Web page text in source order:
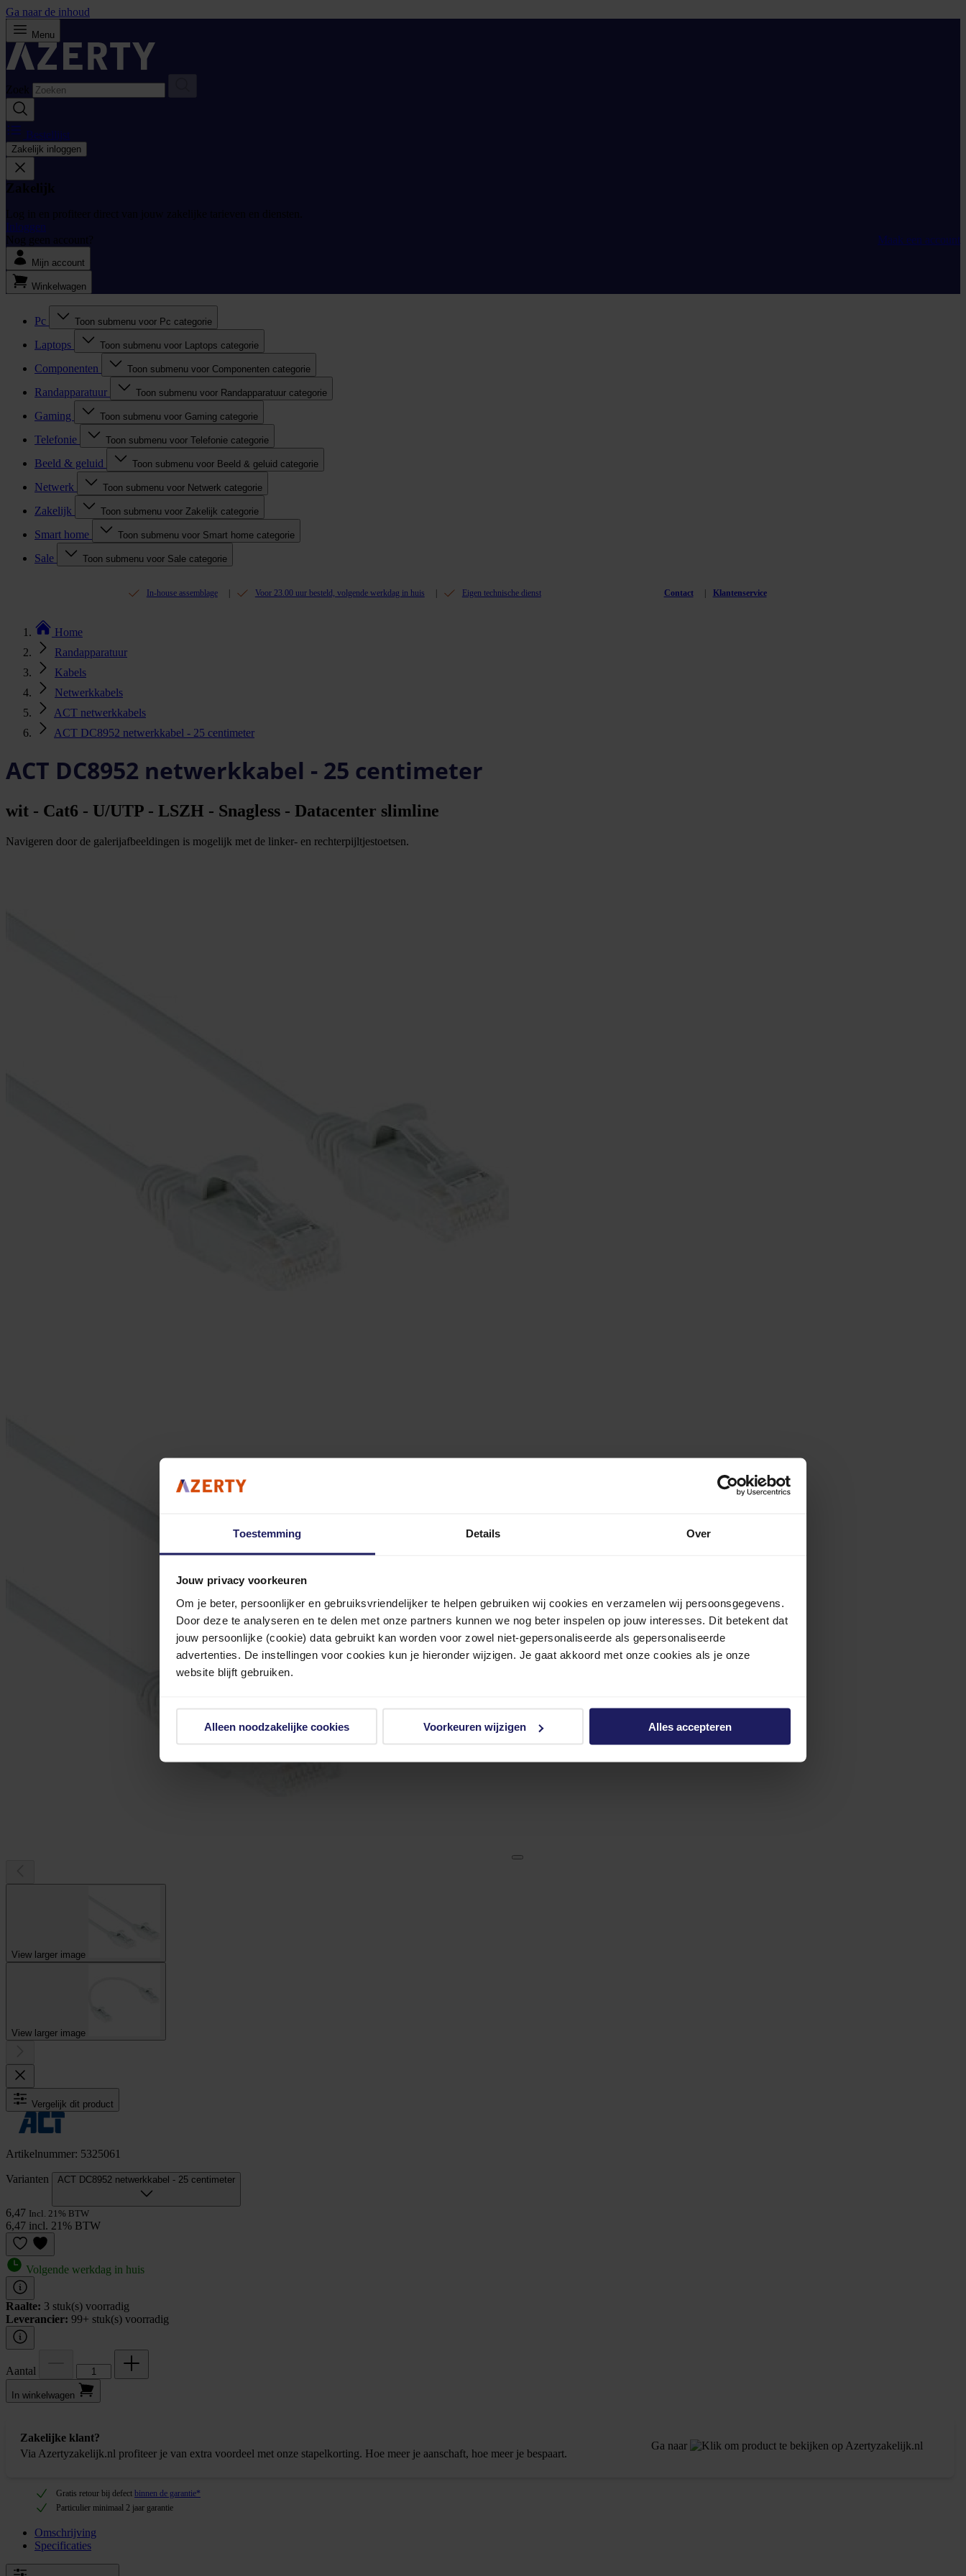
Toestemming Details Over
Jouw privacy voorkeuren
Om je beter, persoonlijker en gebruiksvriendelijker te helpen gebruiken wij cookies en verzamelen wij persoonsgegevens.
Door deze te analyseren en te delen met onze partners kunnen we nog beter inspelen op jouw interesses. Dit betekent dat
jouw persoonlijke (cookie) data gebruikt kan worden voor zowel niet-gepersonaliseerde als gepersonaliseerde
advertenties. De instellingen voor cookies kun je hieronder wijzigen. Je gaat akkoord met onze cookies als je onze
website blijft gebruiken.
Alleen noodzakelijke cookies Voorkeuren wijzigen Alles accepteren
Ga naar de inhoud
Menu
Zoek
Bestellijst
Zakelijk inloggen
Zakelijk
Log in en profiteer direct van jouw zakelijke tarieven en diensten.
Inloggen
Nog geen account?
Maak een account
Mijn account
Winkelwagen
Pc Toon submenu voor Pc categorie
Laptops Toon submenu voor Laptops categorie
Componenten Toon submenu voor Componenten categorie
Randapparatuur Toon submenu voor Randapparatuur categorie
Gaming Toon submenu voor Gaming categorie
Telefonie Toon submenu voor Telefonie categorie
Beeld & geluid Toon submenu voor Beeld & geluid categorie
Netwerk Toon submenu voor Netwerk categorie
Zakelijk Toon submenu voor Zakelijk categorie
Smart home Toon submenu voor Smart home categorie
Sale Toon submenu voor Sale categorie
In-house assemblage Voor 23.00 uur besteld, volgende werkdag in huis Eigen technische dienst Contact Klantenservice
Home
Randapparatuur
Kabels
Netwerkkabels
ACT netwerkkabels
ACT DC8952 netwerkkabel - 25 centimeter
ACT DC8952 netwerkkabel - 25 centimeter
wit - Cat6 - U/UTP - LSZH - Snagless - Datacenter slimline
Navigeren door de galerijafbeeldingen is mogelijk met de linker- en rechterpijltjestoetsen.
View larger image
View larger image
Vergelijk dit product
Artikelnummer: 5325061
Varianten ACT DC8952 netwerkkabel - 25 centimeter
6,47 Incl. 21% BTW
6,47 incl. 21% BTW
Volgende werkdag in huis
Raalte: 3 stuk(s) voorradig
Leverancier: 99+ stuk(s) voorradig
Aantal
In winkel­wagen
Zakelijke klant?
Via Azertyzakelijk.nl profiteer je van extra voordeel met onze stapelkorting. Hoe meer je aanschaft, hoe meer je bespaart.
Ga naar
Gratis retour bij defect binnen de garantie*
Particulier minimaal 2 jaar garantie
Omschrijving
Specificaties